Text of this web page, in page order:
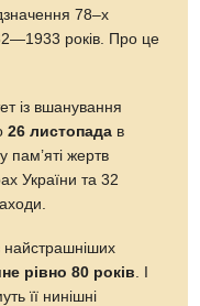
78–х
років. Про це
із вшанування
26 листопада в
пам’яті жертв
України та 32
найстрашніших
рівно 80 років
її нинішні